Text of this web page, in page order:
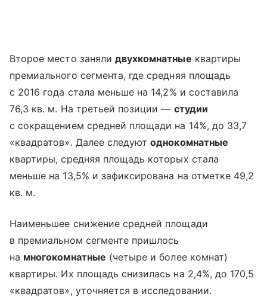
Второе место заняли двухкомнатные квартиры
премиального сегмента, где средняя площадь
с 2016 года стала меньше на 14,2% и составила
76,3 кв. м. На третьей позиции — студии
с сокращением средней площади на 14%, до 33,7
«квадратов». Далее следуютоднокомнатные
квартиры, средняя площадь которых стала
меньше на 13,5% и зафиксирована на отметке 49,2
кв. м.
Наименьшее снижение средней площади
в премиальном сегменте пришлось
на многокомнатные (четыре и более комнат)
квартиры. Их площадь снизилась на 2,4%, до 170,5
«квадратов», уточняется в исследовании.